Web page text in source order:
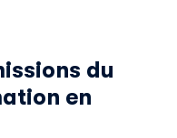
du
en